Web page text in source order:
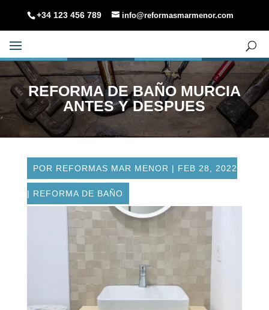
+34 123 456 789 info@reformasmarmenor.com
REFORMA DE BAÑO MURCIA
ANTES Y DESPUES
POR REFORMAS MAR MENOR | FEB 28, 2022
| REFORMA DE BAÑO